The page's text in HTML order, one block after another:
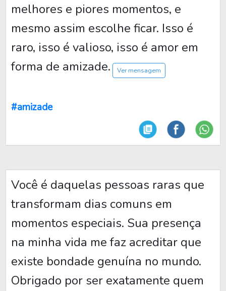
melhores e piores momentos, e
mesmo assim escolhe ficar. Isso é
raro, isso é valioso, isso é amor em
forma de amizade.
Ver mensagem
#amizade
Você é daquelas pessoas raras que
transformam dias comuns em
momentos especiais. Sua presença
na minha vida me faz acreditar que
existe bondade genuína no mundo.
Obrigado por ser exatamente quem